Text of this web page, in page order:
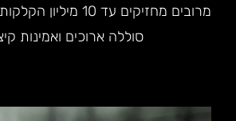
מרובים מחזיקים עד 10
סוללה ארוכים ואמינות